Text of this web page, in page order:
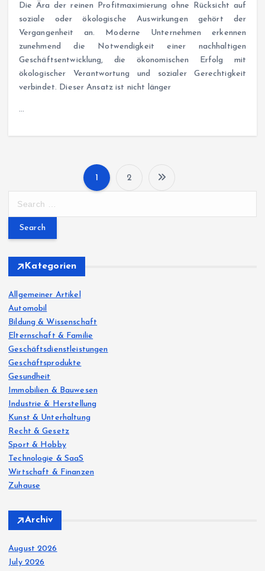
Die Ära der reinen Profitmaximierung ohne Rücksicht auf
soziale oder ökologische Auswirkungen gehört der
Vergangenheit an. Moderne Unternehmen erkennen
zunehmend die Notwendigkeit einer nachhaltigen
Geschäftsentwicklung, die ökonomischen Erfolg mit
ökologischer Verantwortung und sozialer Gerechtigkeit
verbindet. Dieser Ansatz ist nicht länger
…
P
o
1 2
r
f
o
r
:
Kategorien
Allgemeiner Artikel
Automobil
Bildung & Wissenschaft
Elternschaft & Familie
Geschäftsdienstleistungen
Geschäftsprodukte
Gesundheit
Immobilien & Bauwesen
Industrie & Herstellung
Kunst & Unterhaltung
Recht & Gesetz
Sport & Hobby
Technologie & SaaS
Wirtschaft & Finanzen
Zuhause
Archiv
August 2026
July 2026